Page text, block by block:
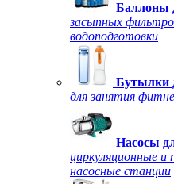
Баллоны
засыпных
водоподготовки
Бутылки
для занятия
Насосы
циркуляционные и
насосные станции